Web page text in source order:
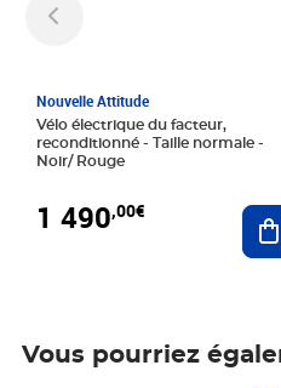
Nouvelle Attitude
Vélo électrique du facteur,
reconditionné - Taille normale -
Noir/ Rouge
1 490,00€
Vous pourriez